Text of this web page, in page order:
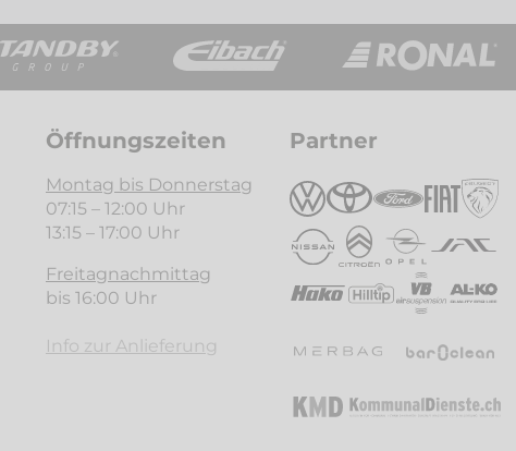
Öffnungszeiten
Montag bis Donnerstag
07:15 – 12:00 Uhr
13:15 – 17:00 Uhr
Freitagnachmittag
bis 16:00 Uhr
Info zur Anlieferung
Partner